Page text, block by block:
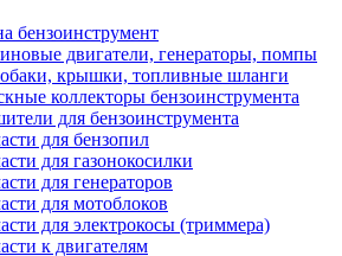
бензоинструмент
двигатели, генераторы, помпы
крышки, топливные шланги
коллекторы бензоинструмента
для бензоинструмента
для бензопил
для газонокосилки
для генераторов
для мотоблоков
для электрокосы (триммера)
к двигателям